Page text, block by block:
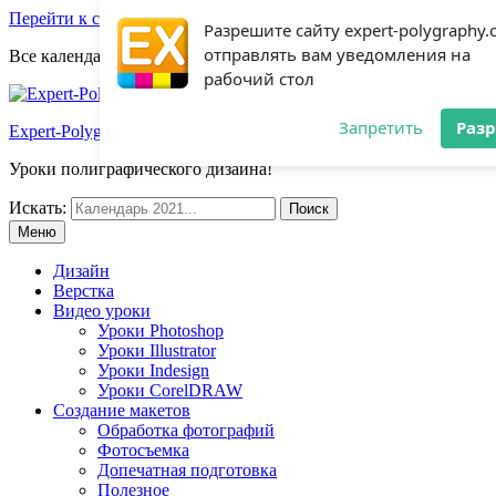
Разрешите сайту expert-
отправлять вам уведомления на
рабочий стол
Запретить
Перейти к содержимому
Все календари 2022: Посмотреть шаблоны!
Expert-Polygraphy.com
Уроки полиграфического дизайна!
Искать:
Меню
Дизайн
Верстка
Видео уроки
Уроки Photoshop
Уроки Illustrator
Уроки Indesign
Уроки CorelDRAW
Создание макетов
Обработка фотографий
Фотосъемка
Допечатная подготовка
Полезное